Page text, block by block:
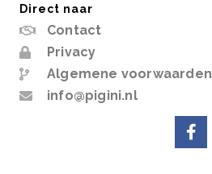
Direct naar
Contact
Privacy
Algemene voorwaarden
info@pigini.nl